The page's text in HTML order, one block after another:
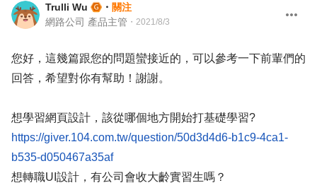
Trulli Wu ・ 關注
網路公司 產品主管 ・ 2021/8/3
您好，這幾篇跟您的問題蠻接近的，可以參考一下前輩們的
回答，希望對你有幫助！謝謝。
想學習網頁設計，該從哪個地方開始打基礎學習?
https://giver.104.com.tw/question/50d3d4d6-b1c9-4ca1-
b535-d050467a35af
想轉職UI設計，有公司會收大齡實習生嗎？